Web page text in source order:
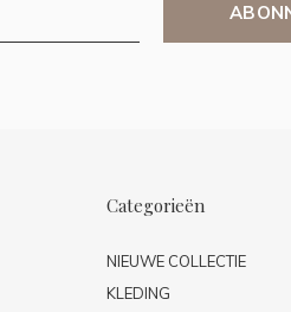
Categorieën
NIEUWE COLLECTIE
KLEDING